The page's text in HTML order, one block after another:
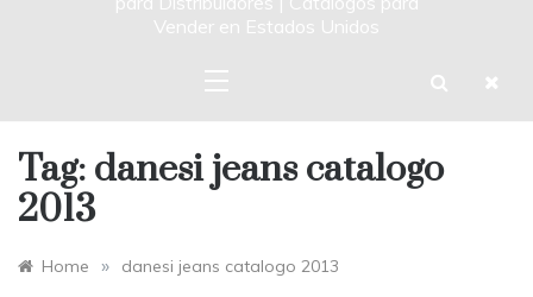
Vender en Estados Unidos
Tag: danesi jeans catalogo
2013
Home » danesi jeans catalogo 2013